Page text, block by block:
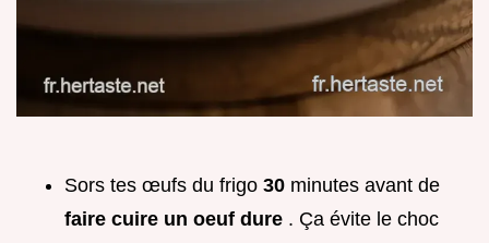
Sors tes œufs du frigo 30 minutes avant de
faire cuire un oeuf dure . Ça évite le choc